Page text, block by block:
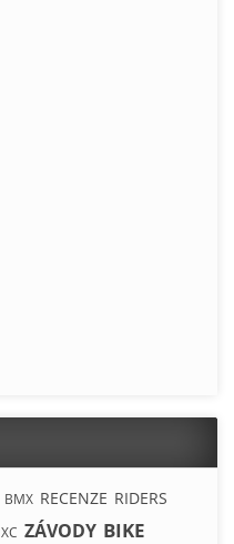
BMX RECENZE RIDERS
XC ZÁVODY BIKE